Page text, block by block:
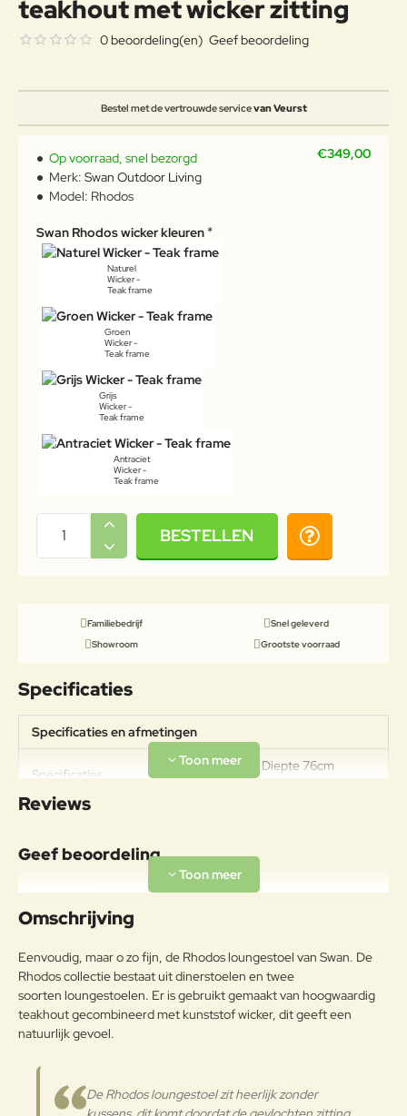
teakhout met wicker zitting
Bestel met de vertrouwde servicevan Veurst
0 beoordeling(en) Geef beoordeling
€349,00
Op voorraad, snel bezorgd
Merk: Swan Outdoor Living
Model: Rhodos
Swan Rhodos wicker kleuren
Naturel
Wicker -
Teak frame
Groen
Wicker -
Teak frame
Grijs
Wicker -
Teak frame
Antraciet
Wicker -
Teak frame
BESTELLEN
Familiebedrijf
Snel geleverd
Showroom
Grootste voorraad
Specificaties
Specificaties en afmetingen
Specificaties
Breedte 65cm Diepte 76cm
Hoogte 69cm
Teak
buitenmeubilair met een exotische
en tijdloze uitstraling. Teak is een
geschilderd hoeft te worden. Als
het geen beschermende
behandeling krijgt, verandert het
oppervlak in een zilvergrijze
beschouwd als een essentieel
onderdeel van de charme van teak.
Reviews
Geef beoordeling
Uw naam:
g:
Waardering:
Waarderin
Slecht Goed
Omschrijving
Eenvoudig, maar o zo fijn, de Rhodos loungestoel van Swan. De
Rhodos collectie bestaat uit dinerstoelen en twee
soorten loungestoelen. Er is gebruikt gemaakt van hoogwaardig
teakhout gecombineerd met kunststof wicker, dit geeft een
natuurlijk gevoel.
De Rhodos loungestoel zit heerlijk zonder